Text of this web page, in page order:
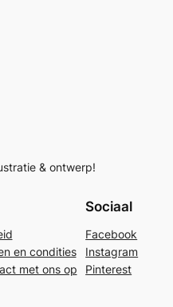
& ontwerp!
en condities
met ons op
Sociaal
Facebook
Instagram
Pinterest